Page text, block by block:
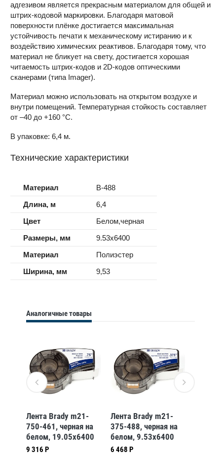
адгезивом является прекрасным материалом для общей и
штрих-кодовой маркировки. Благодаря матовой
поверхности плёнке достигается максимальная
устойчивость печати к механическому истиранию и к
воздействию химических реактивов. Благодаря тому, что
материал не бликует на свету, достигается хорошая
читаемость штрих-кодов и 2D-кодов оптическими
сканерами (типа Imager).
Материал можно использовать на открытом воздухе и
внутри помещений. Температурная стойкость составляет
от –40 до +160 °С.
В упаковке: 6,4 м.
Технические характеристики
Материал
B-488
Длина, м
6,4
Цвет
Белом,черная
Размеры, мм
9.53x6400
Материал
Полиэстер
Ширина, мм
9,53
Аналогичные товары
Лента Brady m21-
750-461, черная на
белом, 19.05x6400
мм, Полиэстер
9 316 Р
Лента Brady m21-
375-488, черная на
белом, 9.53x6400
мм, Полиэстер
6 468 Р